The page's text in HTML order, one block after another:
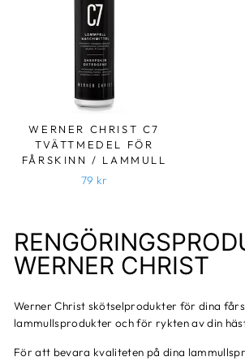
WERNER CHRIST C7
TVÄTTMEDEL FÖR
FÅRSKINN / LAMMULL
79 kr
WERNER CHRIST
Werner Christ skötselprodukter för dina
lammullsprodukter och för rykten av din
För att bevara kvaliteten på dina